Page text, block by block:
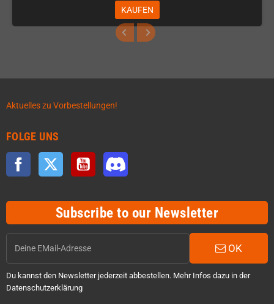
KAUFEN
Aktuelles zu Vorbestellungen!
FOLGE UNS
Facebook Twitter YouTube
Subscribe to our Newsletter
OK
Du kannst den Newsletter jederzeit abbestellen. Mehr Infos dazu in der
Datenschutzerklärung